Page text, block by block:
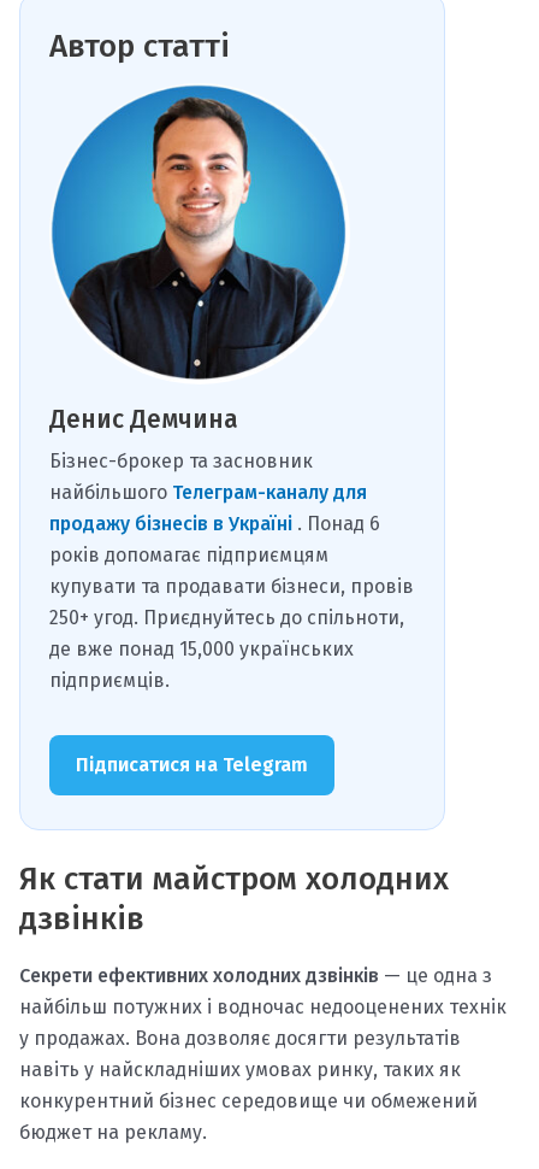
Автор статті
Денис Демчина
Бізнес-брокер та засновник
найбільшого Телеграм-каналу для
продажу бізнесів в Україні . Понад 6
років допомагає підприємцям
купувати та продавати бізнеси, провів
250+ угод. Приєднуйтесь до спільноти,
де вже понад 15,000 українських
підприємців.
Підписатися на Telegram
Як стати майстром холодних
дзвінків
Секрети ефективних холодних дзвінків — це одна з
найбільш потужних і водночас недооценених технік
у продажах. Вона дозволяє досягти результатів
навіть у найскладніших умовах ринку, таких як
конкурентний бізнес середовище чи обмежений
бюджет на рекламу.